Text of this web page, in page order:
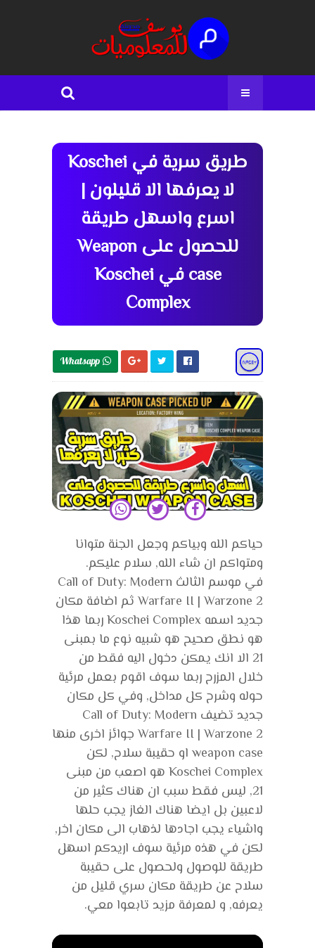
طريق سرية في Koschei
لا يعرفها الا قليلون |
اسرع واسهل طريقة
للحصول على Weapon
case في Koschei
Complex
Whatsapp 
حياكم الله وبياكم وجعل الجنة متوانا
ومتواكم ان شاء الله, سلام عليكم.
في موسم الثالث Call of Duty: Modern
Warfare II | Warzone 2 ثم اضافة مكان
جديد اسمه Koschei Complex ربما هذا
هو نطق صحيح هو شبيه نوع ما بمبنى
21 الا انك يمكن دخول اليه فقط من
خلال المزرح ربما سوف اقوم بعمل مرئية
حوله وشرح كل مداخل, وفي كل مكان
جديد تضيف Call of Duty: Modern
Warfare II | Warzone 2 جوائز اخرى منها
weapon case او حقيبة سلاح, لكن
Koschei Complex هو اصعب من مبنى
21, ليس فقط سبب ان هناك كثير من
لاعبين بل ايضا هناك الغاز يجب حلها
واشياء يجب اجادها لذهاب الى مكان اخر,
لكن في هذه مرئية سوف اريدكم اسهل
طريقة للوصول ولحصول على حقيبة
سلاح عن طريقة مكان سري قليل من
يعرفه, و لمعرفة مزيد تابعوا معي.